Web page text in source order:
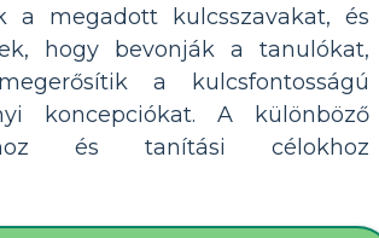
a megadott kulcsszavakat, és
hogy bevonják a tanulókat,
a kulcsfontosságú
koncepciókat. A különböző
és tanítási célokhoz